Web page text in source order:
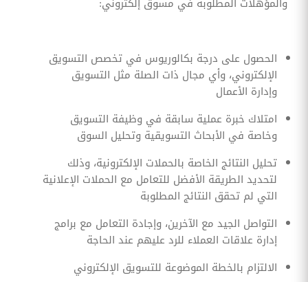
الحصول على درجة بكالوريوس في تخصص التسويق
الإلكتروني، وأي مجال ذات الصلة مثل التسويق
وإدارة الأعمال
امتلاك خبرة عملية سابقة في وظيفة التسويق
وخاصة في الأبحاث التسويقية وتحليل السوق
تحليل النتائج الخاصة بالحملات الإلكترونية، وذلك
لتحديد الطريقة الأفضل للتعامل مع الحملات الإعلانية
التي لم تحقق النتائج المطلوبة
التواصل الجيد مع الآخرين، وإجادة التعامل مع برامج
إدارة علاقات العملاء للرد عليهم عند الحاجة
الالتزام بالخطة الموضوعة للتسويق الإلكتروني